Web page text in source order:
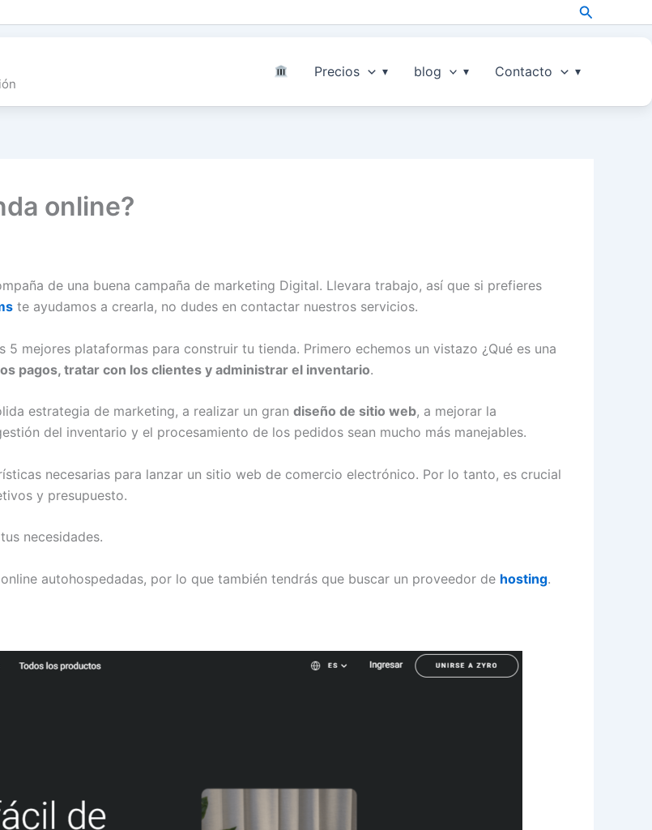
Search
Precios blog Contacto
online?
de una buena campaña de marketing Digital. Llevara trabajo, así que si prefieres
te ayudamos a crearla, no dudes en contactar nuestros servicios.
mejores plataformas para construir tu tienda. Primero echemos un vistazo ¿Qué es una
pagos, tratar con los clientes y administrar el inventario.
estrategia de marketing, a realizar un gran diseño de sitio web, a mejorar la
del inventario y el procesamiento de los pedidos sean mucho más manejables.
necesarias para lanzar un sitio web de comercio electrónico. Por lo tanto, es crucial
y presupuesto.
necesidades.
autohospedadas, por lo que también tendrás que buscar un proveedor de hosting.